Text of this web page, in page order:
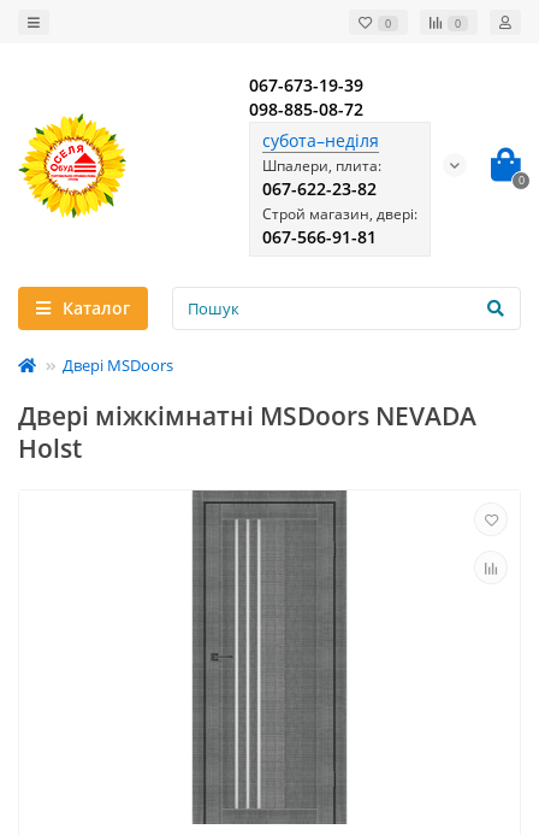
0 0
067-673-19-39
098-885-08-72
субота–неділя
Шпалери, плита:
067-622-23-82
Строй магазин, двері:
067-566-91-81
0
Каталог
Двері MSDoors
Двері міжкімнатні MSDoors NEVADA
Holst